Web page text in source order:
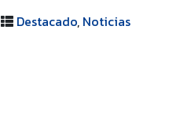
Destacado, Noticias